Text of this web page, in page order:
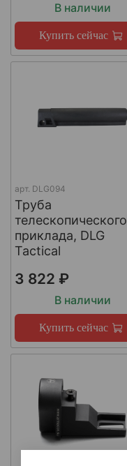
В наличии
Купить сейчас
арт. DLG094
Труба
телескопического
приклада, DLG
Tactical
3 822 ₽
В наличии
Купить сейчас